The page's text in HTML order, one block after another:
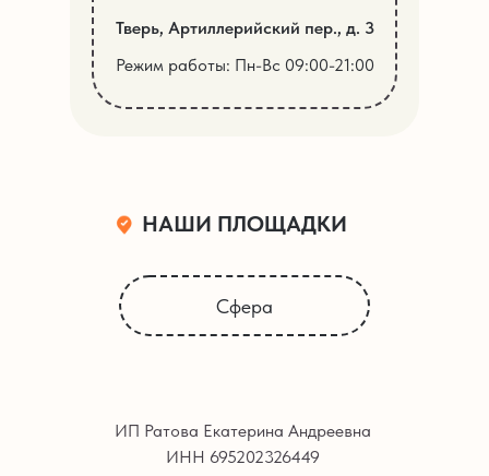
Режим работы: Пн-Вс 09:00-21:00
Тверь, Артиллерийский пер., д. 3
Сфера
НАШИ ПЛОЩАДКИ
ИП Ратова Екатерина Андреевна
ИНН 695202326449